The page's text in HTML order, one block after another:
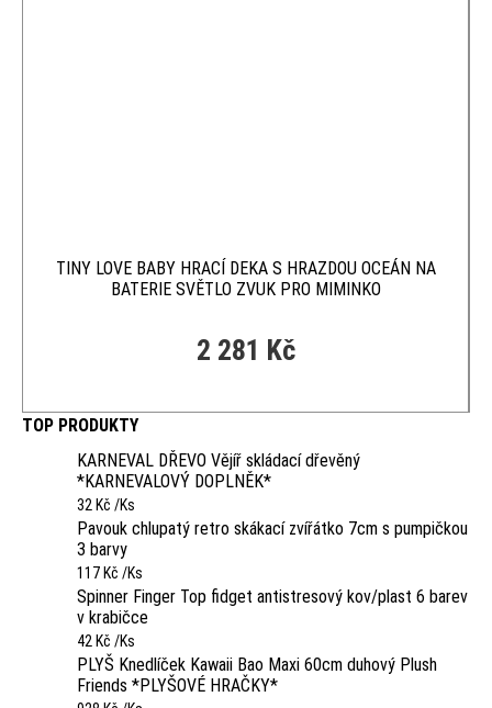
TOP PRODUKTY
KARNEVAL DŘEVO Vějíř skládací dřevěný
*KARNEVALOVÝ DOPLNĚK*
32 Kč /Ks
Pavouk chlupatý retro skákací zvířátko 7cm s pumpičkou
3 barvy
117 Kč /Ks
Spinner Finger Top fidget antistresový kov/plast 6 barev
v krabičce
42 Kč /Ks
PLYŠ Knedlíček Kawaii Bao Maxi 60cm duhový Plush
Friends *PLYŠOVÉ HRAČKY*
TINY LOVE BABY HRACÍ DEKA S HRAZDOU OCEÁN NA
BATERIE SVĚTLO ZVUK PRO MIMINKO
2 281 Kč